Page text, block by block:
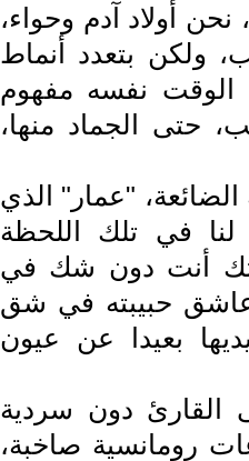
نحن أولاد آدم وحواء،
ولكن بتعدد أنماط
الوقت نفسه مفهوم
حتى الجماد منها،
الضائعة، "عمار" الذي
في تلك اللحظة
أنت دون شك في
عاشق حبيبته في شق
بعيدا عن عيون
القارئ دون سردية
رومانسية صاخبة،